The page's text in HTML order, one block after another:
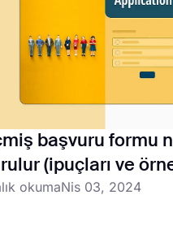
başvuru formu
(ipuçları ve
okumaNis 03, 2024